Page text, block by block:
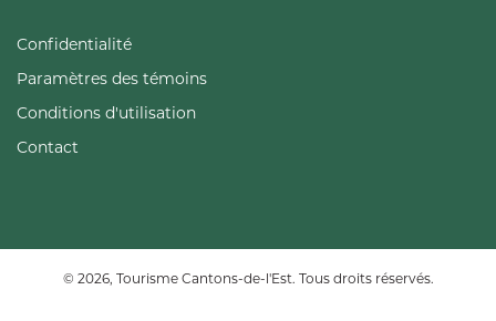
Confidentialité
Paramètres des témoins
Conditions d'utilisation
Contact
© 2026, Tourisme Cantons-de-l'Est. Tous droits réservés.